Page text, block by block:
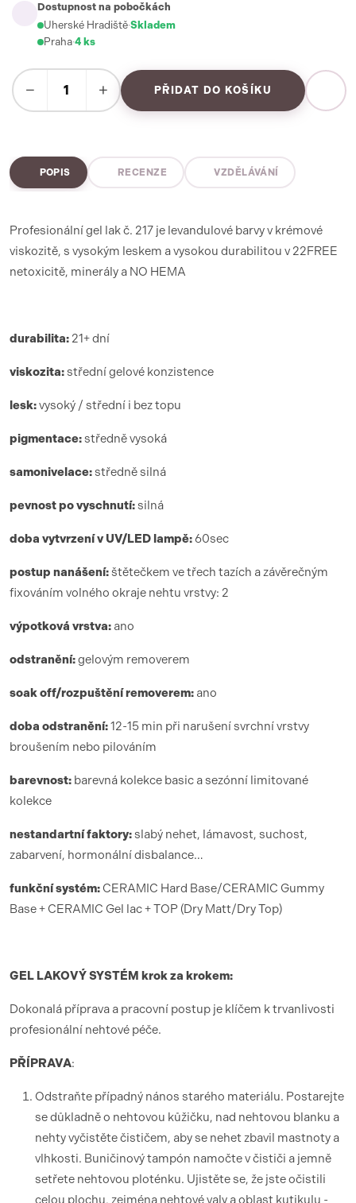
Dostupnost na pobočkách
Uherské Hradiště·Skladem
Praha·4 ks
− + PŘIDAT DO KOŠÍKU
POPIS RECENZE VZDĚLÁVÁNÍ
Profesionální gel lak č. 217 je levandulové barvy v krémové
viskozitě, s vysokým leskem a vysokou durabilitou v 22FREE
netoxicitě, minerály a NO HEMA
durabilita: 21+ dní
viskozita:střední gelové konzistence
lesk:vysoký / střední i bez topu
pigmentace:středně vysoká
samonivelace:středně silná
pevnost po vyschnutí:silná
doba vytvrzenív UV/LED lampě:60sec
postup nanášení:štětečkem ve třech tazích a závěrečným
fixováním volného okraje nehtu vrstvy: 2
výpotková vrstva: ano
odstranění:gelovým removerem
soak off/rozpuštění removerem: ano
doba odstranění:12-15 min při narušení svrchní vrstvy
broušením nebo pilováním
barevnost: barevná kolekce basic a sezónní limitované
kolekce
nestandartní faktory:slabý nehet, lámavost, suchost,
zabarvení, hormonální disbalance…
funkční systém:CERAMIC Hard Base/CERAMIC Gummy
Base + CERAMIC Gel lac + TOP (Dry Matt/Dry Top)
GEL LAKOVÝ SYSTÉM krok za krokem:
Dokonalá příprava a pracovní postup je klíčem k trvanlivosti
profesionální nehtové péče.
PŘÍPRAVA:
Odstraňte případný nános starého materiálu. Postarejte
se důkladně o nehtovou kůžičku, nad nehtovou blanku a
nehty vyčistěte čističem, aby se nehet zbavil mastnoty a
vlhkosti. Buničinový tampón namočte v čističi a jemně
setřete nehtovou ploténku. Ujistěte se, že jste očistili
celou plochu, zejména nehtové valy a oblast kutikulu -